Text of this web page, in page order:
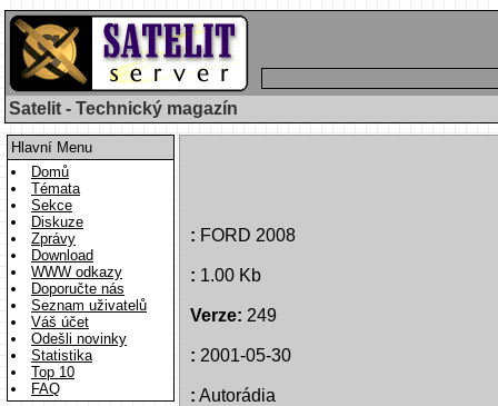
Satelit - Technický magazín
Hlavní Menu
Domů
Témata
Sekce
Diskuze
Zprávy
Download
WWW odkazy
Doporučte nás
Seznam uživatelů
Váš účet
Odešli novinky
Statistika
Top 10
FAQ
: FORD 2008
: 1.00 Kb
Verze: 249
: 2001-05-30
: Autorádia